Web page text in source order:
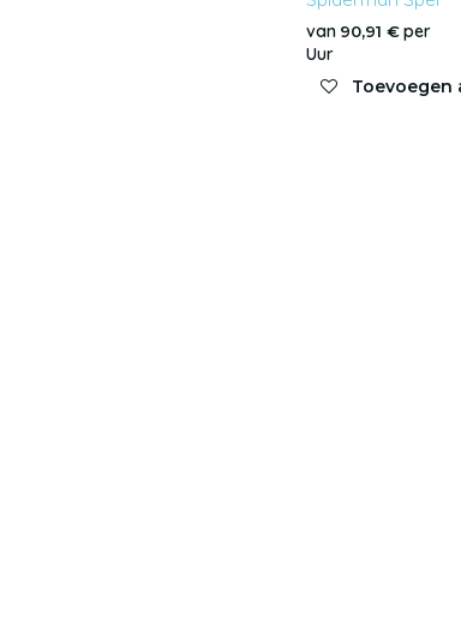
van 90,91 €per
Uur
Toevoegen